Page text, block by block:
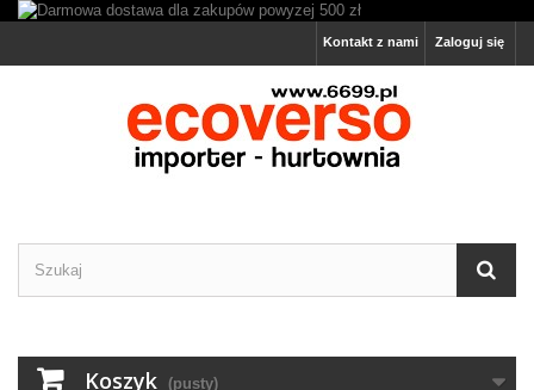
Zaloguj się
Kontakt z nami
Koszyk (pusty)